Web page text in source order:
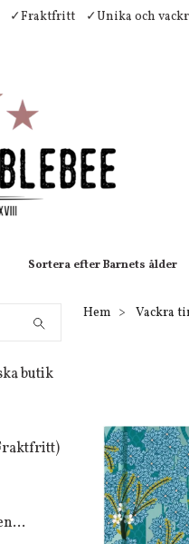
✓Fraktfritt ✓Unika och
Sortera efter Barnets ålder
butik
Hem Vackra